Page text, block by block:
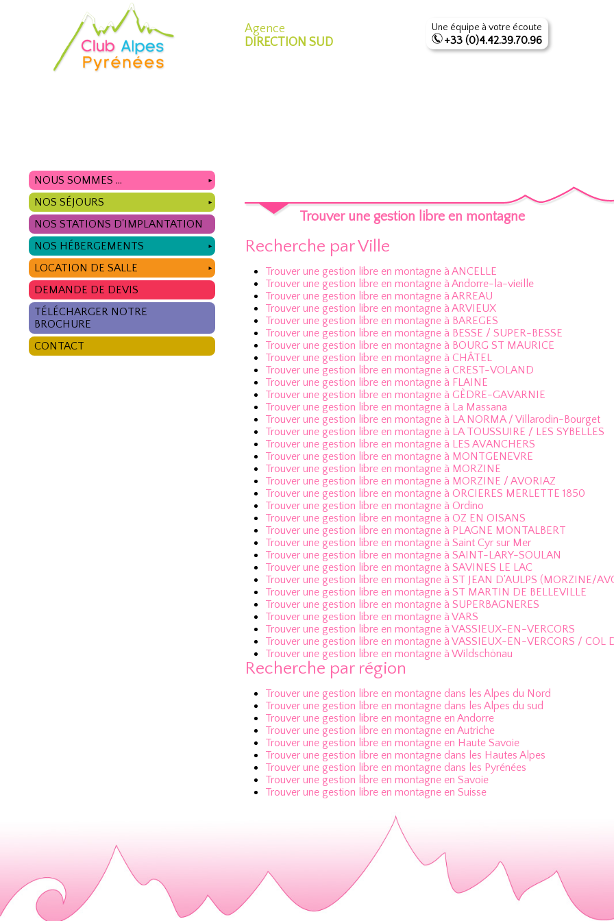
Agence
DIRECTION SUD
Une équipe à votre écoute
+33 (0)4.42.39.70.96
NOUS SOMMES ... ►
NOS SÉJOURS ►
NOS STATIONS D'IMPLANTATION
NOS HÉBERGEMENTS
►
LOCATION DE SALLE ►
DEMANDE DE DEVIS
TÉLÉCHARGER NOTRE
BROCHURE
CONTACT
Trouver une gestion libre en montagne
Recherche par Ville
Trouver une gestion libre en montagne à ANCELLE
Trouver une gestion libre en montagne à Andorre-la-vieille
Trouver une gestion libre en montagne à ARREAU
Trouver une gestion libre en montagne à ARVIEUX
Trouver une gestion libre en montagne à BAREGES
Trouver une gestion libre en montagne à BESSE / SUPER-BESSE
Trouver une gestion libre en montagne à BOURG ST MAURICE
Trouver une gestion libre en montagne à CHÂTEL
Trouver une gestion libre en montagne à CREST-VOLAND
Trouver une gestion libre en montagne à FLAINE
Trouver une gestion libre en montagne à GÈDRE-GAVARNIE
Trouver une gestion libre en montagne à La Massana
Trouver une gestion libre en montagne à LA NORMA / Villarodin-Bourget
Trouver une gestion libre en montagne à LA TOUSSUIRE / LES SYBELLES
Trouver une gestion libre en montagne à LES AVANCHERS
Trouver une gestion libre en montagne à MONTGENEVRE
Trouver une gestion libre en montagne à MORZINE
Trouver une gestion libre en montagne à MORZINE / AVORIAZ
Trouver une gestion libre en montagne à ORCIERES MERLETTE 1850
Trouver une gestion libre en montagne à Ordino
Trouver une gestion libre en montagne à OZ EN OISANS
Trouver une gestion libre en montagne à PLAGNE MONTALBERT
Trouver une gestion libre en montagne à Saint Cyr sur Mer
Trouver une gestion libre en montagne à SAINT-LARY-SOULAN
Trouver une gestion libre en montagne à SAVINES LE LAC
Trouver une gestion libre en montagne à ST JEAN D'AULPS (MORZINE/
Trouver une gestion libre en montagne à ST MARTIN DE BELLEVILLE
Trouver une gestion libre en montagne à SUPERBAGNERES
Trouver une gestion libre en montagne à VARS
Trouver une gestion libre en montagne à VASSIEUX-EN-VERCORS
Trouver une gestion libre en montagne à VASSIEUX-EN-VERCORS / COL
Trouver une gestion libre en montagne à Wildschönau
Recherche par région
Trouver une gestion libre en montagne dans les Alpes du Nord
Trouver une gestion libre en montagne dans les Alpes du sud
Trouver une gestion libre en montagne en Andorre
Trouver une gestion libre en montagne en Autriche
Trouver une gestion libre en montagne en Haute Savoie
Trouver une gestion libre en montagne dans les Hautes Alpes
Trouver une gestion libre en montagne dans les Pyrénées
Trouver une gestion libre en montagne en Savoie
Trouver une gestion libre en montagne en Suisse